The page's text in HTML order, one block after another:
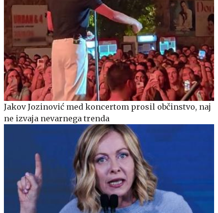
Jakov Jozinović med koncertom prosil občinstvo, naj
ne izvaja nevarnega trenda